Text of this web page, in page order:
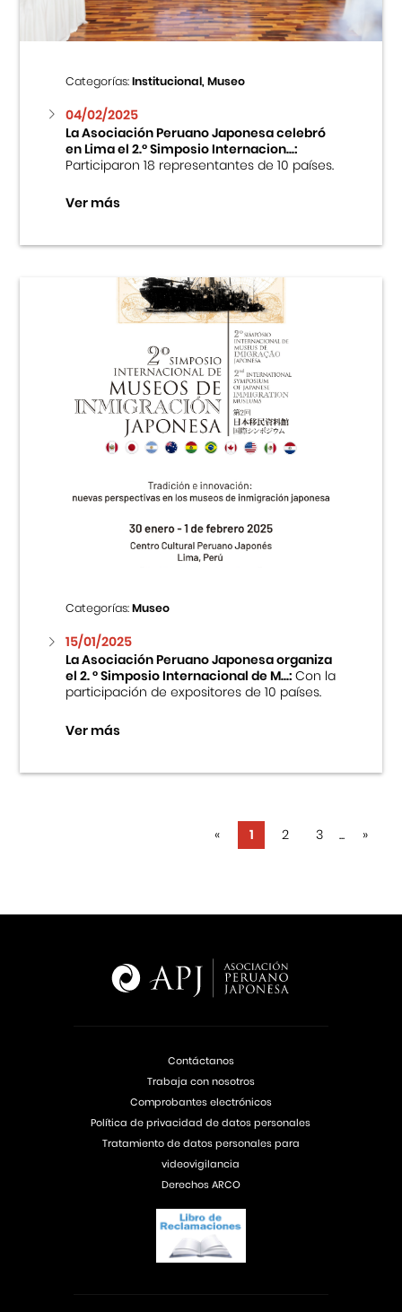
Categorías:Institucional, Museo
04/02/2025
La Asociación Peruano Japonesa celebró
en Lima el 2.º Simposio Internacion...:
Participaron 18 representantes de 10 países.
Ver más
Categorías:Museo
15/01/2025
La Asociación Peruano Japonesa organiza
el 2. ° Simposio Internacional de M...:Con la
participación de expositores de 10 países.
Ver más
« 1 2 3 ... »
Contáctanos
Trabaja con nosotros
Comprobantes electrónicos
Política de privacidad de datos personales
Tratamiento de datos personales para
videovigilancia
Derechos ARCO